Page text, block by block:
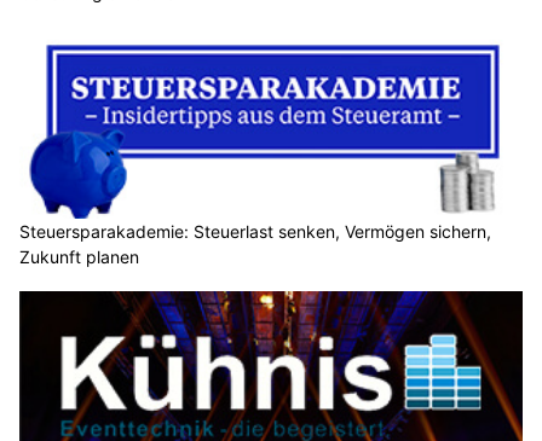
Steuersparakademie: Steuerlast senken, Vermögen sichern,
Zukunft planen